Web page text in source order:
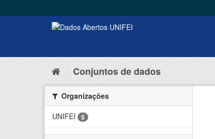
Conjuntos de dados
Organizações
UNIFEI
5